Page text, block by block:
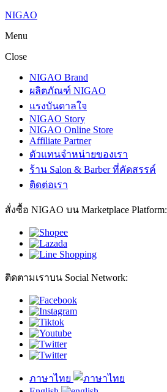
NIGAO
Menu
Close
NIGAO Brand
ผลิตภัณฑ์ NIGAO
แรงบันดาลใจ
NIGAO Story
NIGAO Online Store
Affiliate Partner
ตัวแทนจำหน่ายของเรา
ร้าน Salon & Barber ที่คัดสรรค์
ติดต่อเรา
สั่งซื้อ NIGAO บน Marketplace Platform:
ติดตามเราบน Social Network:
ภาษาไทย